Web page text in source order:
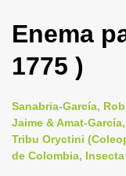
Enema
1775 )
Sanabria-García,
Jaime & Amat-
Tribu Oryctini
de Colombia,